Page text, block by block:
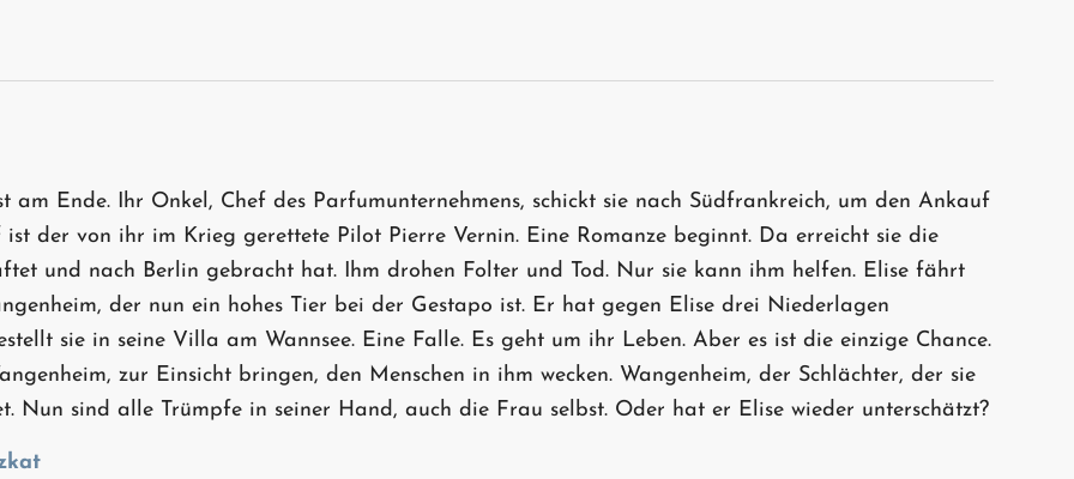
am Ende. Ihr Onkel, Chef des Parfumunternehmens, schickt sie nach Südfrankreich, um den Ankauf
der von ihr im Krieg gerettete Pilot Pierre Vernin. Eine Romanze beginnt. Da erreicht sie die
und nach Berlin gebracht hat. Ihm drohen Folter und Tod. Nur sie kann ihm helfen. Elise fährt
der nun ein hohes Tier bei der Gestapo ist. Er hat gegen Elise drei Niederlagen
sie in seine Villa am Wannsee. Eine Falle. Es geht um ihr Leben. Aber es ist die einzige Chance.
zur Einsicht bringen, den Menschen in ihm wecken. Wangenheim, der Schlächter, der sie
Nun sind alle Trümpfe in seiner Hand, auch die Frau selbst. Oder hat er Elise wieder unterschätzt?